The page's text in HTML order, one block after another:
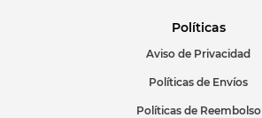
Políticas
Aviso de Privacidad
Políticas de Envíos
Políticas de Reembolso